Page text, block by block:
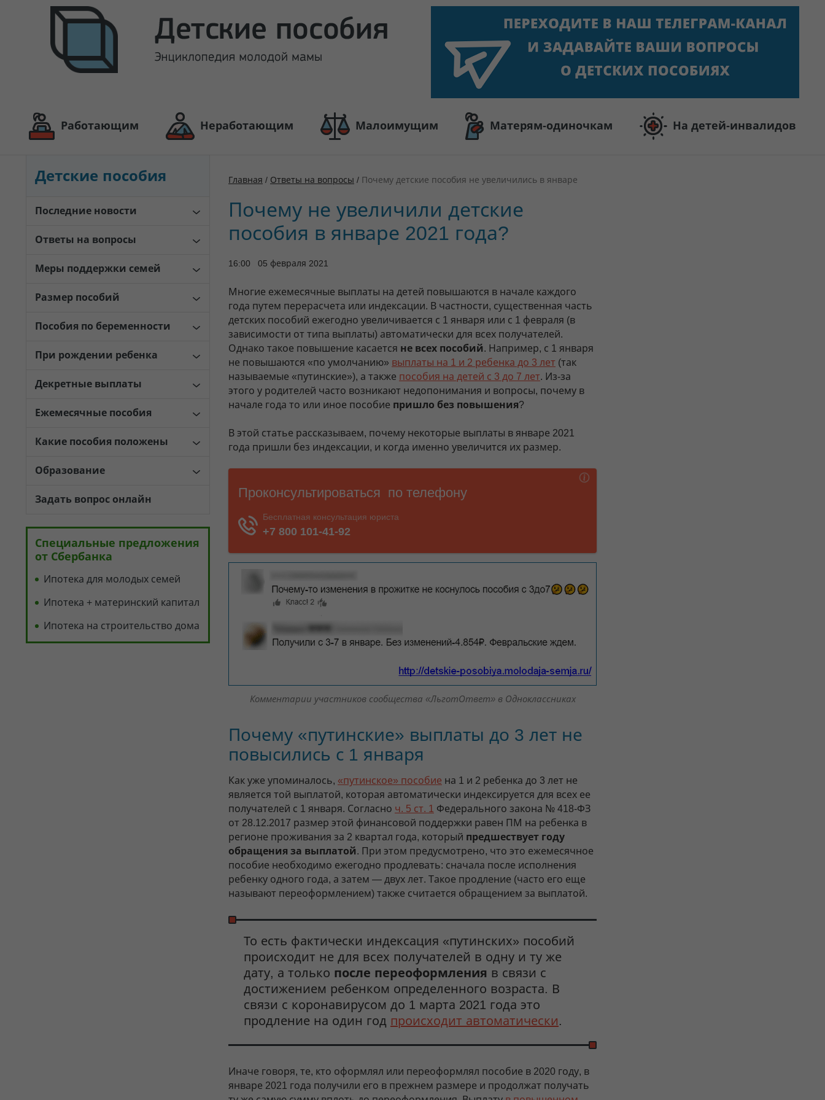
Работающим Неработающим Малоимущим Матерям-одиночкам На детей-инвалидов
Детские пособия
Последние новости
Ответы на вопросы
Меры поддержки семей
Размер пособий
Пособия по беременности
При рождении ребенка
Декретные выплаты
Ежемесячные пособия
Какие пособия положены
Образование
Задать вопрос онлайн
Специальные предложения
от Сбербанка
Ипотека для молодых семей
Ипотека + материнский капитал
Ипотека на строительство дома
Главная / Ответы на вопросы / Почему детские пособия не увеличились в январе
Почему не увеличили детские
пособия в январе 2021 года?
16:00 05 февраля 2021
Многие ежемесячные выплаты на детей повышаются в начале каждого
года путем перерасчета или индексации. В частности, существенная часть
детских пособий ежегодно увеличивается с 1 января или с 1 февраля (в
зависимости от типа выплаты) автоматически для всех получателей.
Однако такое повышение касается не всех пособий. Например, с 1 января
не повышаются «по умолчанию» выплаты на 1 и 2 ребенка до 3 лет (так
называемые «путинские»), а также пособия на детей с 3 до 7 лет. Из-за
этого у родителей часто возникают недопонимания и вопросы, почему в
начале года то или иное пособие пришло без повышения?
В этой статье рассказываем, почему некоторые выплаты в январе 2021
года пришли без индексации, и когда именно увеличится их размер.
Комментарии участников сообщества «ЛьготОтвет» в Одноклассниках
Почему «путинские» выплаты до 3 лет не
повысились с 1 января
Как уже упоминалось, «путинское» пособие на 1 и 2 ребенка до 3 лет не
является той выплатой, которая автоматически индексируется для всех ее
получателей с 1 января. Согласно ч. 5 ст. 1 Федерального закона № 418-ФЗ
от 28.12.2017 размер этой финансовой поддержки равен ПМ на ребенка в
регионе проживания за 2 квартал года, который предшествует году
обращения за выплатой. При этом предусмотрено, что это ежемесячное
пособие необходимо ежегодно продлевать: сначала после исполнения
ребенку одного года, а затем — двух лет. Такое продление (часто его еще
называют переоформлением) также считается обращением за выплатой.
То есть фактически индексация «путинских» пособий
происходит не для всех получателей в одну и ту же
дату, а только после переоформления в связи с
достижением ребенком определенного возраста. В
связи с коронавирусом до 1 марта 2021 года это
продление на один год происходит автоматически.
Иначе говоря, те, кто оформлял или переоформлял пособие в 2020 году, в
январе 2021 года получили его в прежнем размере и продолжат получать